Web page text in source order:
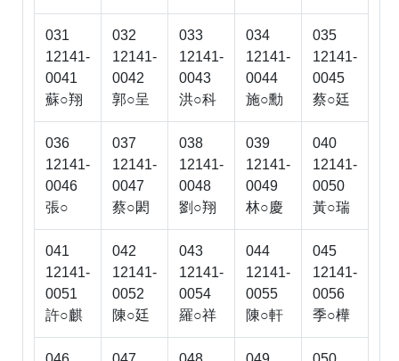
031
12141-
0041
蘇○翔
032
12141-
0042
郭○呈
033
12141-
0043
洪○科
034
12141-
0044
施○勳
035
12141-
0045
蔡○廷
036
12141-
0046
張○
037
12141-
0047
蔡○閎
038
12141-
0048
劉○翔
039
12141-
0049
林○慶
040
12141-
0050
黃○瑞
041
12141-
0051
許○麒
042
12141-
0052
陳○廷
043
12141-
0054
羅○祥
044
12141-
0055
陳○軒
045
12141-
0056
季○樺